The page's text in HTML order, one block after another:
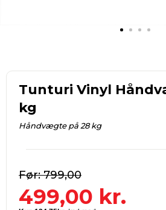
Tunturi Vinyl
kg
Håndvægte på 28 kg
799,00
499,00 kr.